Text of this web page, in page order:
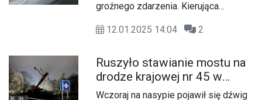
groźnego zdarzenia. Kierująca
Volkswagen nie dostosowała
atmosferycznych, co doprowadziło do
utraty panowania nad pojazdem.
12.01.2025 14:04 2
Ruszyło stawianie mostu na
drodze krajowej nr 45 w
Krapkowicach. Operacja
Wczoraj na nasypie pojawił się dźwig